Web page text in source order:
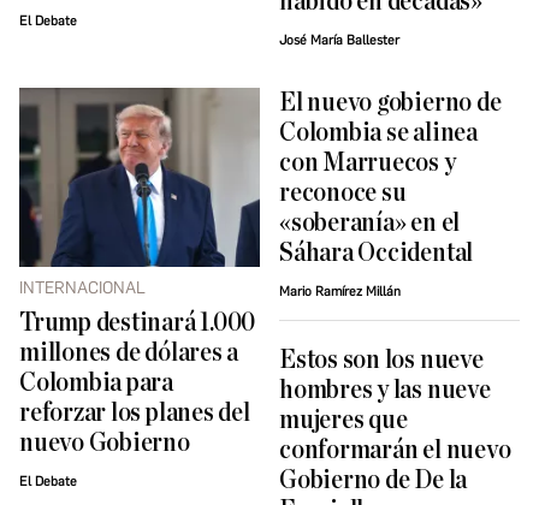
El Debate
José María Ballester
INTERNACIONAL
Trump destinará 1.000
millones de dólares a
Colombia para
reforzar los planes del
nuevo Gobierno
El Debate
El nuevo gobierno de
Colombia se alinea
con Marruecos y
reconoce su
«soberanía» en el
Sáhara Occidental
Mario Ramírez Millán
Estos son los nueve
hombres y las nueve
mujeres que
conformarán el nuevo
Gobierno de De la